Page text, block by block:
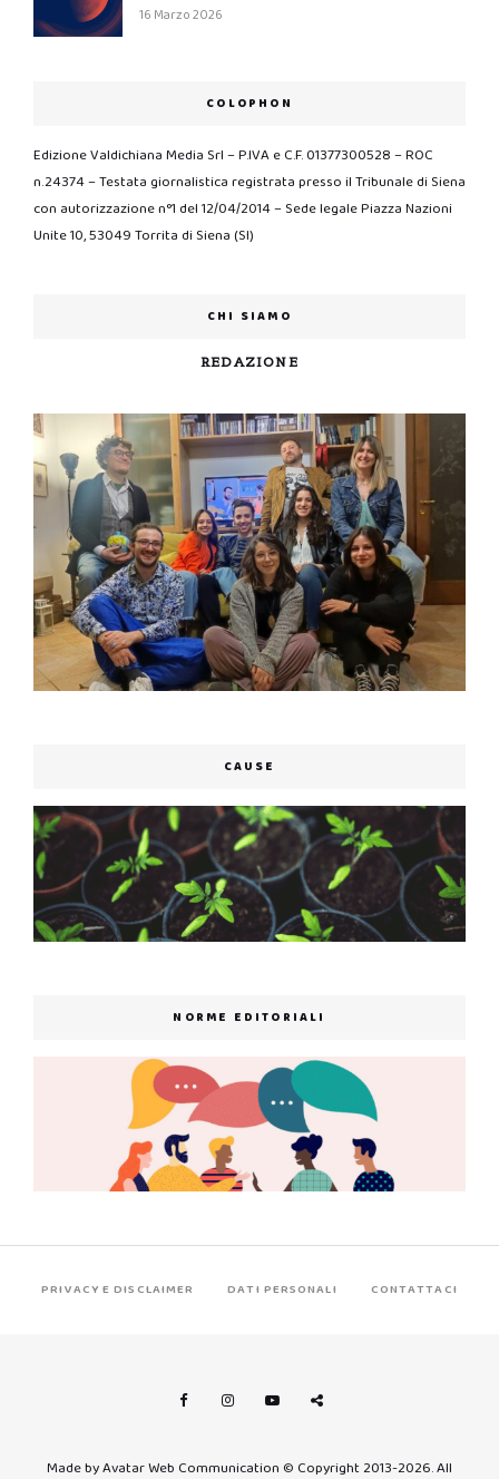
16 Marzo 2026
COLOPHON
Edizione Valdichiana Media Srl – P.IVA e C.F. 01377300528 – ROC
n.24374 – Testata giornalistica registrata presso il Tribunale di Siena
con autorizzazione n°1 del 12/04/2014 – Sede legale Piazza Nazioni
Unite 10, 53049 Torrita di Siena (SI)
CHI SIAMO
REDAZIONE
CAUSE
NORME EDITORIALI
PRIVACY E DISCLAIMER DATI PERSONALI CONTATTACI
Made by Avatar Web Communication © Copyright 2013-2026. All